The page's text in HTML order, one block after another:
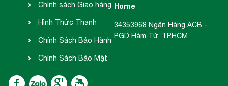
Hàng
Chính sách Giao hàng
- Nhận hàng
Hình Thức Thanh
Toán
Chính Sách Bảo Hành
- Đổi Trả
Chính Sách Bảo Mật
Thông Tin
Home
34353968 Ngân Hàng ACB -
PGD Hàm Tử, TP.HCM